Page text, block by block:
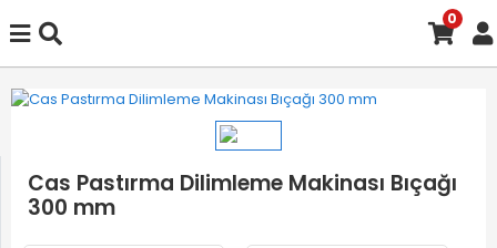
0
Cas Pastırma Dilimleme Makinası Bıçağı
300 mm